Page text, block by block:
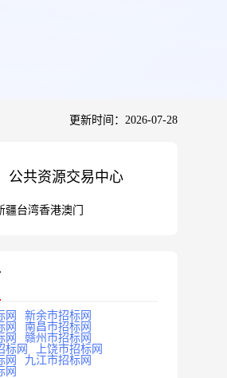
更新时间：2026-07-28
公共资源交易中心
疆台湾香港澳门
网
新余市招标网
网
南昌市招标网
网
赣州市招标网
标网
上饶市招标网
网
九江市招标网
网